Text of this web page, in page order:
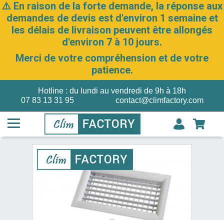
⚠️ En raison de la forte demande, la réponse aux
demandes de devis est d'environ 1 semaine et
les délais de livraison peuvent être allongés
d'environ 7 à 10 jours.
Merci de votre compréhension et de votre
patience.
07 83 13 31 95
Hotline : du lundi au vendredi de 9h à 18h
contact@climfactory.com